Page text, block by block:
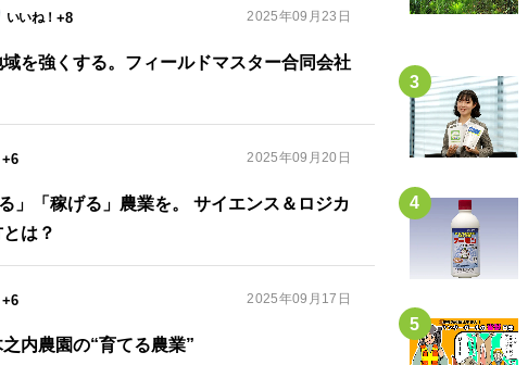
+8 2025年09月23日
域を強くする。フィールドマスター合同会社
+6 2025年09月20日
」「稼げる」農業を。 サイエンス＆ロジカ
は？
+6 2025年09月17日
内農園の“育てる農業”